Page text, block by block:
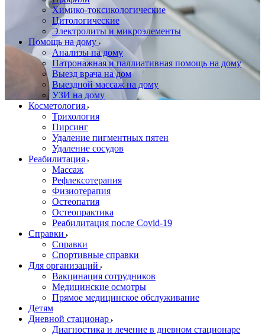
Химико-токсикологические
Цитологические
Электролиты и микроэлементы
Помощь на дому
Анализы на дому
Патронажная и паллиативная помощь на дому
Выезд врача на дом
Выездной массаж на дому
УЗИ на дому
Косметология
Трихология
Пирсинг
Удаление пигментных пятен
Удаление сосудов
Реабилитация
Массаж
Рефлексотерапия
Физиотерапия
Остеопатия
Остеопрактика
Реабилитация после Covid-19
Справки
Справки
Спортивные справки
Для организаций
Вакцинация сотрудников
Медицинские осмотры
Прямое медицинское обслуживание
Детям
Дневной стационар
Диагностика и лечение в дневном стационаре